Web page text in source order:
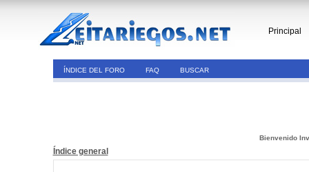
Principal
ÍNDICE DEL FORO FAQ BUSCAR
Bienvenido
Índice general